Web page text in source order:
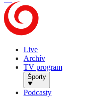
Live
Archív
TV program
Športy
Podcasty